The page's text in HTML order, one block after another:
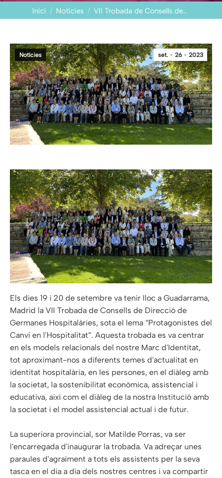
You are here:
Inici Notícies VII Trobada de Consells de…
set. 26 2023
Notícies
Els dies 19 i 20 de setembre va tenir lloc a Guadarrama,
Madrid la VII Trobada de Consells de Direcció de
Germanes Hospitalàries, sota el lema “Protagonistes del
Canvi en l'Hospitalitat”. Aquesta trobada es va centrar
en els models relacionals del nostre Marc d'Identitat,
tot aproximant-nos a diferents temes d'actualitat en
identitat hospitalària, en les persones, en el diàleg amb
la societat, la sostenibilitat econòmica, assistencial i
educativa, així com el diàleg de la nostra Institució amb
la societat i el model assistencial actual i de futur.
La superiora provincial, sor Matilde Porras, va ser
l'encarregada d'inaugurar la trobada. Va adreçar unes
paraules d'agraïment a tots els assistents per la seva
tasca en el dia a dia dels nostres centres i va compartir